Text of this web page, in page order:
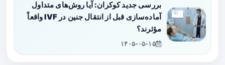
بررسی جدید کوکران: آیا روش‌های متداول
آماده‌سازی قبل از انتقال جنین در IVF واقعاً
مؤثرند؟
۱۴۰۵-۰۵-۱۵